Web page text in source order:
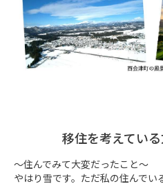
移住を考えてい
～住んでみて大変だったこと～
やはり雪です。ただ私の住んでい